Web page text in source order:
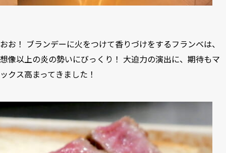
おお！ ブランデーに火をつけて香りづけをするフランベは、
想像以上の炎の勢いにびっくり！ 大迫力の演出に、期待もマ
ックス高まってきました！